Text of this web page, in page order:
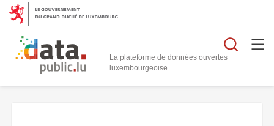
La plateforme de données ouvertes